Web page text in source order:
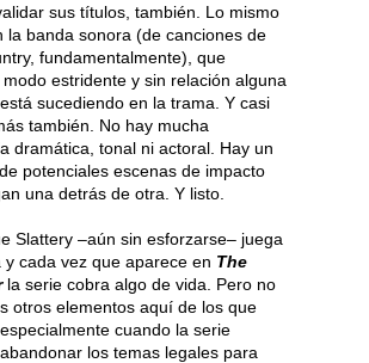
sus títulos, también. Lo mismo
la banda sonora (de canciones de
fundamentalmente), que
estridente y sin relación alguna
sucediendo en la trama. Y casi
también. No hay mucha
dramática, tonal ni actoral. Hay un
potenciales escenas de impacto
una detrás de otra. Y listo.
Slattery –aún sin esforzarse– juega
y cada vez que aparece en The
la serie cobra algo de vida. Pero no
otros elementos aquí de los que
cuando la serie
los temas legales para